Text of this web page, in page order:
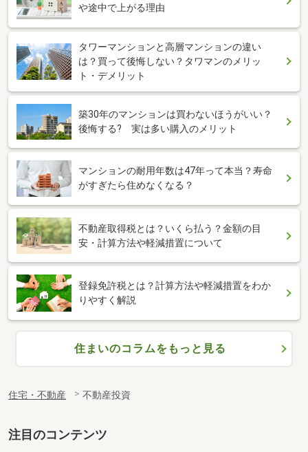
や途中で上がる理由
タワーマンションと高層マンションの違い
は？買って後悔しない？タワマンのメリッ
ト・デメリット
築30年のマンションは買わないほうがいい？
後悔する? 実は多い購入のメリット
マンションの耐用年数は47年って本当？寿命
がすぎたら住めなくなる？
不動産取得税とは？いくら払う？金額の目
安・計算方法や軽減措置について
登録免許税とは？計算方法や軽減措置をわか
りやすく解説
住まいのコラムをもっと見る
住宅・不動産 不動産投資
注目のコンテンツ